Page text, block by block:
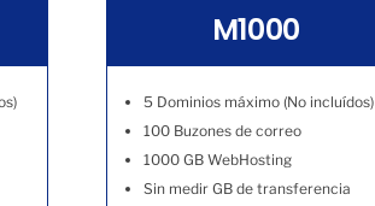
M1000
5 Dominios máximo (No incluídos)
100 Buzones de correo
1000 GB WebHosting
Sin medir GB de transferencia